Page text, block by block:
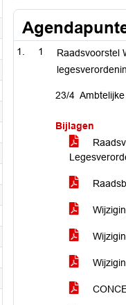
1
Raadsvoorstel
23/4 Ambtelijke
Bijlagen